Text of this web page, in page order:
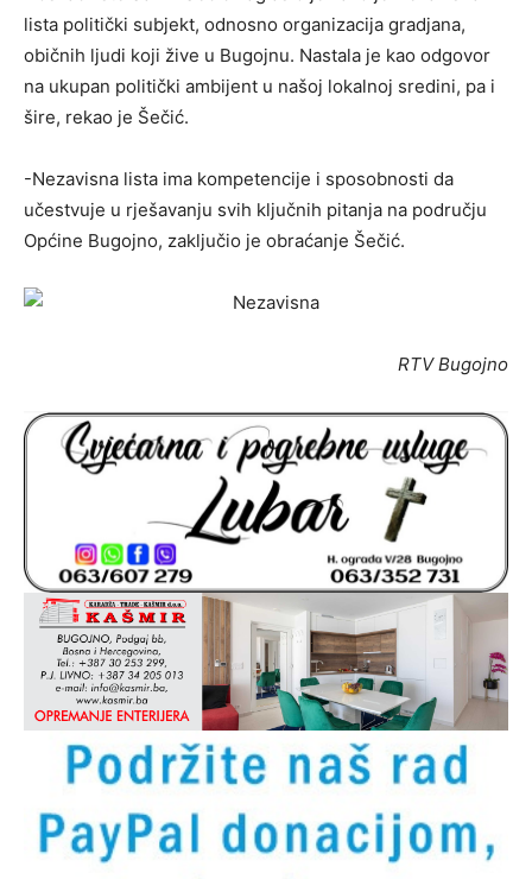
lista politički subjekt, odnosno organizacija gradjana,
običnih ljudi koji žive u Bugojnu. Nastala je kao odgovor
na ukupan politički ambijent u našoj lokalnoj sredini, pa i
šire, rekao je Šečić.
-Nezavisna lista ima kompetencije i sposobnosti da
učestvuje u rješavanju svih ključnih pitanja na području
Općine Bugojno, zaključio je obraćanje Šečić.
RTV Bugojno